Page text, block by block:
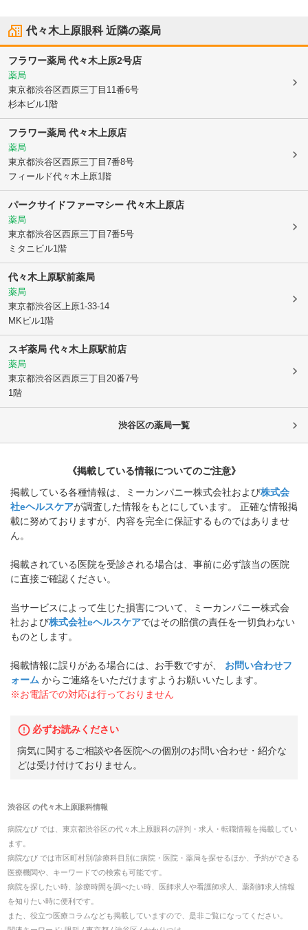
代々木上原眼科近隣の薬局
フラワー薬局 代々木上原2号店
薬局
東京都渋谷区西原三丁目11番6号
杉本ビル1階
フラワー薬局 代々木上原店
薬局
東京都渋谷区西原三丁目7番8号
フィールド代々木上原1階
パークサイドファーマシー 代々木上原店
薬局
東京都渋谷区西原三丁目7番5号
ミタニビル1階
代々木上原駅前薬局
薬局
東京都渋谷区上原1-33-14
MKビル1階
スギ薬局 代々木上原駅前店
薬局
東京都渋谷区西原三丁目20番7号
1階
渋谷区の薬局一覧
《掲載している情報についてのご注意》
掲載している各種情報は、ミーカンパニー株式会社および株式会
社eヘルスケアが調査した情報をもとにしています。 正確な情報掲
載に努めておりますが、内容を完全に保証するものではありませ
ん。
掲載されている医院を受診される場合は、事前に必ず該当の医院
に直接ご確認ください。
当サービスによって生じた損害について、ミーカンパニー株式会
社および株式会社eヘルスケアではその賠償の責任を一切負わない
ものとします。
掲載情報に誤りがある場合には、お手数ですが、
お問い合わせフ
ォーム からご連絡をいただけますようお願いいたします。
※お電話での対応は行っておりません
必ずお読みください
病気に関するご相談や各医院への個別のお問い合わせ・紹介な
どは受け付けておりません。
渋谷区 の代々木上原眼科情報
病院なび では、 東京都渋谷区の代々木上原眼科の評判・求人・転職情報を掲載してい
ます。
病院なび では市区町村別/診療科目別に病院・医院・薬局を探せるほか、予約ができる
医療機関や、キーワードでの検索も可能です。
病院を探したい時、診療時間を調べたい時、医師求人や看護師求人、薬剤師求人情報
を知りたい時に便利です。
また、役立つ医療コラムなども掲載していますので、是非ご覧になってください。